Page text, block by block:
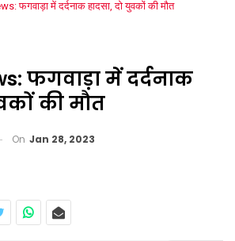
फगवाड़ा में दर्दनाक
की मौत
On Jan 28, 2023